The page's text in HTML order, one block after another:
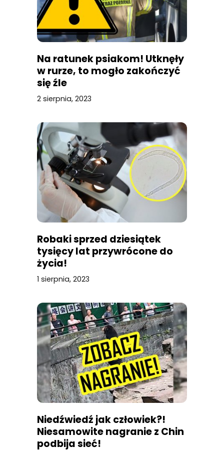
Na ratunek psiakom! Utknęły
w rurze, to mogło zakończyć
się źle
2 sierpnia, 2023
Robaki sprzed dziesiątek
tysięcy lat przywrócone do
życia!
1 sierpnia, 2023
Niedźwiedź jak człowiek?!
Niesamowite nagranie z Chin
podbija sieć!